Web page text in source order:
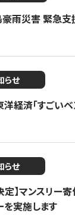
雨災害 緊急支
らせ
経済「すごい
らせ
定】マンスリー
実施します